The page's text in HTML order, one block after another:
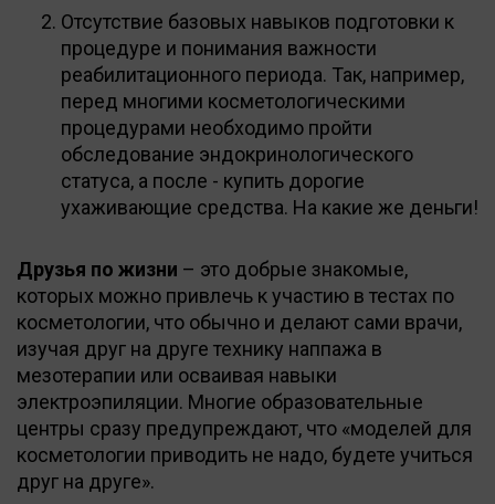
Отсутствие базовых навыков подготовки к
процедуре и понимания важности
реабилитационного периода. Так, например,
перед многими косметологическими
процедурами необходимо пройти
обследование эндокринологического
статуса, а после - купить дорогие
ухаживающие средства. На какие же деньги!
Друзья по жизни – это добрые знакомые,
которых можно привлечь к участию в тестах по
косметологии, что обычно и делают сами врачи,
изучая друг на друге технику наппажа в
мезотерапии или осваивая навыки
электроэпиляции. Многие образовательные
центры сразу предупреждают, что «моделей для
косметологии приводить не надо, будете учиться
друг на друге».